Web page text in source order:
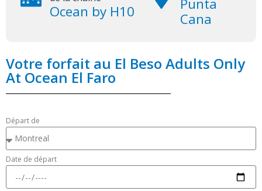
Ocean by H10
Punta
Cana
Votre forfait au El Beso Adults Only
At Ocean El Faro
Départ de
Date de départ